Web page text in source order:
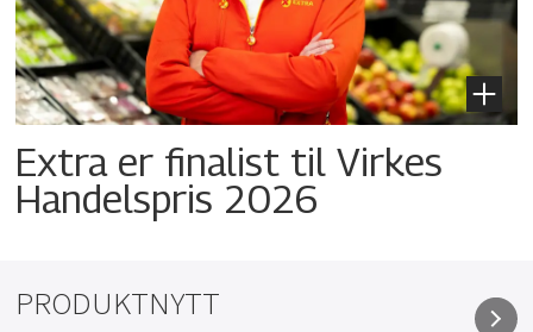
Extra er finalist til Virkes
Handelspris 2026
PRODUKTNYTT